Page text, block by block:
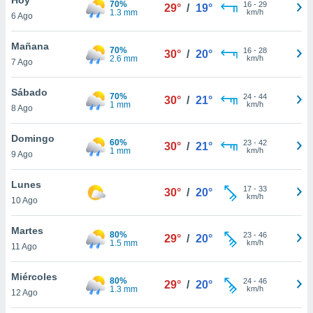
y
en
más
de
6 Ago
70%
1.3 mm
29° / 19° 16- 29
km/h
Mañana
7 Ago
70%
2.6 mm
30° / 20° 16- 28
km/h
Sábado
8 Ago
70%
1 mm
30° / 21° 24- 44
km/h
Domingo
9 Ago
60%
1 mm
30° / 21° 23- 42
km/h
Lunes
10 Ago
30° / 20° 17- 33
km/h
Martes
11 Ago
80%
1.5 mm
29° / 20° 23- 46
km/h
Miércoles
12 Ago
80%
1.3 mm
29° / 20° 24- 46
km/h